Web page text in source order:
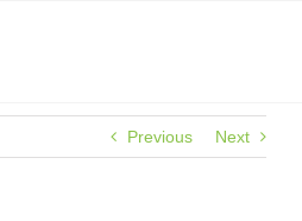
Previous Next